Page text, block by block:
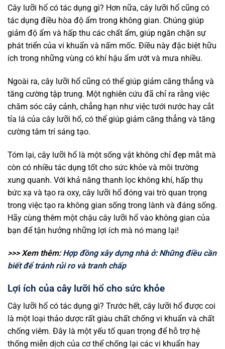
Cây lưỡi hổ có tác dụng gì? Hơn nữa, cây lưỡi hổ cũng có
tác dụng điều hòa độ ẩm trong không gian. Chúng giúp
giảm độ ẩm và hấp thu các chất ẩm, giúp ngăn chặn sự
phát triển của vi khuẩn và nấm mốc. Điều này đặc biệt hữu
ích trong những vùng có khí hậu ẩm ướt và mưa nhiều.
Ngoài ra, cây lưỡi hổ cũng có thể giúp giảm căng thẳng và
tăng cường tập trung. Một nghiên cứu đã chỉ ra rằng việc
chăm sóc cây cảnh, chẳng hạn như việc tưới nước hay cắt
tỉa lá của cây lưỡi hổ, có thể giúp giảm căng thẳng và tăng
cường tâm trí sáng tạo.
Tóm lại, cây lưỡi hổ là một sống vật không chỉ đẹp mắt mà
còn có nhiều tác dụng tốt cho sức khỏe và môi trường
xung quanh. Với khả năng thanh lọc không khí, hấp thụ
bức xạ và tạo ra oxy, cây lưỡi hổ đóng vai trò quan trọng
trong việc tạo ra không gian sống trong lành và đáng sống.
Hãy cùng thêm một chậu cây lưỡi hổ vào không gian của
bạn để tận hưởng những lợi ích mà nó mang lại!
>>> Xem thêm:Hợp đồng xây dựng nhà ở: Những điều cần
biết để tránh rủi ro và tranh chấp
Lợi ích của cây lưỡi hổ cho sức khỏe
Cây lưỡi hổ có tác dụng gì? Trước hết, cây lưỡi hổ được coi
là một loại thảo dược rất giàu chất chống vi khuẩn và chất
chống viêm. Đây là một yếu tố quan trọng để hỗ trợ hệ
thống miễn dịch của cơ thể chống lại các vi khuẩn hay